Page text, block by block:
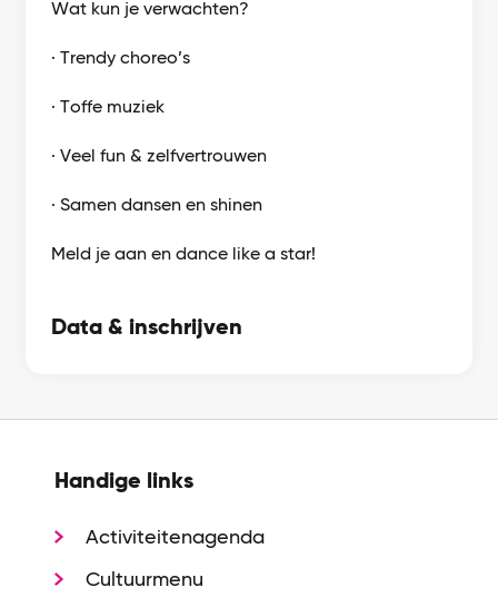
Wat kun je verwachten?
· Trendy choreo’s
· Toffe muziek
· Veel fun & zelfvertrouwen
· Samen dansen en shinen
Meld je aan en dance like a star!
Data & inschrijven
Handige links
Activiteitenagenda
Cultuurmenu